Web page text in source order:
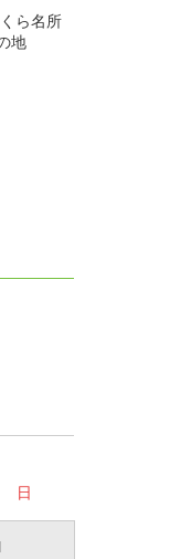
ら名所
地
日